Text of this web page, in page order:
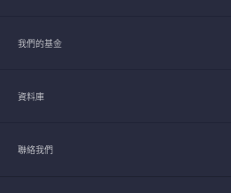
我們的基金
資料庫
聯絡我們